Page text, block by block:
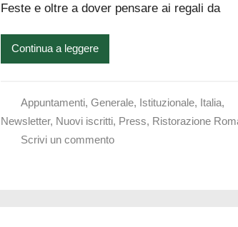
Feste e oltre a dover pensare ai regali da
Continua a leggere
Appuntamenti, Generale, Istituzionale, Italia,
Newsletter, Nuovi iscritti, Press, Ristorazione
Scrivi un commento